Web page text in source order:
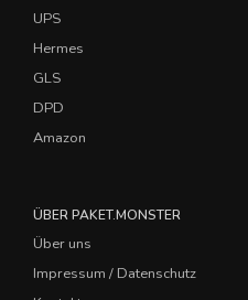
UPS
Hermes
GLS
DPD
Amazon
ÜBER PAKET.MONSTER
Über uns
Impressum / Datenschutz